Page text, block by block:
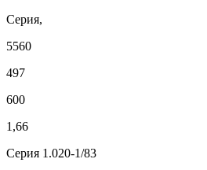
Серия,
5560
497
600
1,66
Серия 1.020-1/83